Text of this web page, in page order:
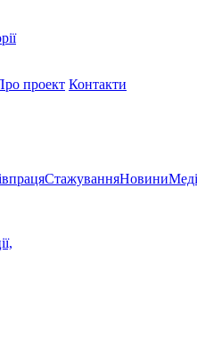
проект Контакти
СтажуванняНовини